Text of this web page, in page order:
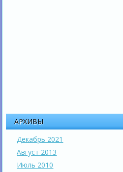
АРХИВЫ
Декабрь 2021
Август 2013
Июль 2010